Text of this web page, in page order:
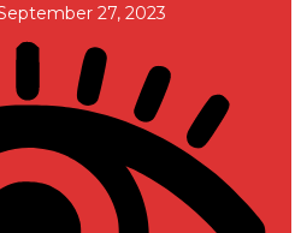
27, 2023